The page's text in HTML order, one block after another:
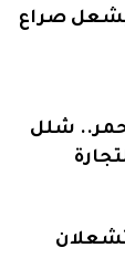
يشعل صراع
شلل
تشعلان